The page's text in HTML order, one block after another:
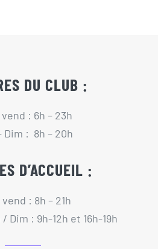
DU CLUB :
: 6h – 23h
Dim : 8h – 20h
D’ACCUEIL :
: 8h – 21h
Dim : 9h-12h et 16h-19h